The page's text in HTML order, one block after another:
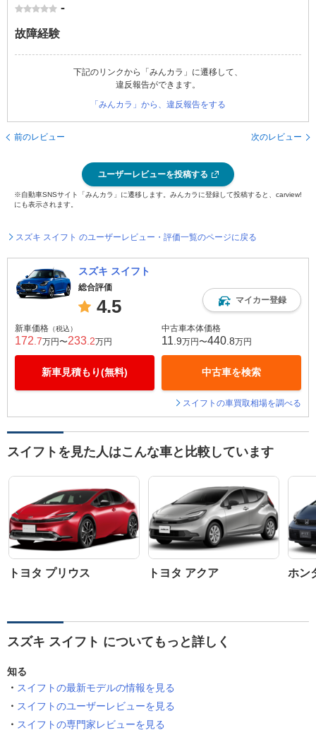
-
故障経験
下記のリンクから「みんカラ」に遷移して、
違反報告ができます。
「みんカラ」から、違反報告をする
前のレビュー 次のレビュー
ユーザーレビューを投稿する
※自動車SNSサイト「みんカラ」に遷移します。みんカラに登録して投稿すると、carview!
にも表示されます。
スズキ スイフト のユーザーレビュー・評価一覧のページに戻る
スズキ スイフト
総合評価
4.5 マイカー登録
新車価格 （税込）
172 .7万円〜233 .2万円
新車見積もり(無料)
中古車本体価格
11 .9万円〜440 .8万円
中古車を検索
スイフトの車買取相場を調べる
スイフトを見た人はこんな車と比較しています
トヨタ プリウス トヨタ アクア ホン
スズキ スイフト についてもっと詳しく
知る
スイフトの最新モデルの情報を見る
スイフトのユーザーレビューを見る
スイフトの専門家レビューを見る